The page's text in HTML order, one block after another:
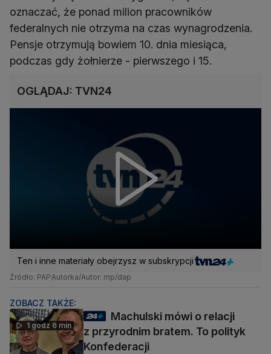
oznaczać, że ponad milion pracowników
federalnych nie otrzyma na czas wynagrodzenia.
Pensje otrzymują bowiem 10. dnia miesiąca,
podczas gdy żołnierze - pierwszego i 15.
OGLĄDAJ: TVN24
Ten i inne materiały obejrzysz w subskrypcji
Źródło: PAPAutorka/Autor: mp/dap
ZOBACZ TAKŻE:
1 godz 6 min
Machulski mówi o relacji
z przyrodnim bratem. To polityk
Konfederacji